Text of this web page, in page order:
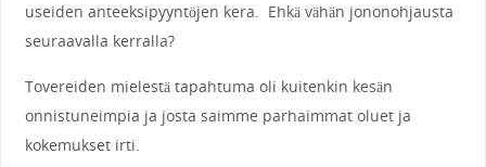
useiden anteeksipyyntöjen kera. Ehkä vähän jononohjausta
seuraavalla kerralla?
Tovereiden mielestä tapahtuma oli kuitenkin kesän
onnistuneimpia ja josta saimme parhaimmat oluet ja
kokemukset irti.